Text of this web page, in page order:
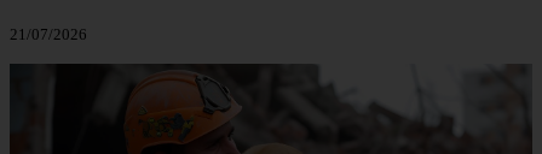
21/07/2026